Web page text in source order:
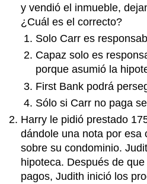
y vendió el inmueble,
¿Cuál es el correcto?
Solo Carr es
Capaz solo es
porque asumió la
First Bank podrá
Sólo si Carr no paga
Harry le pidió prestado
dándole una nota por esa
sobre su condominio.
hipoteca. Después de
pagos, Judith inició los